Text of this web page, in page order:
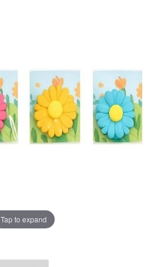
Tap to expand